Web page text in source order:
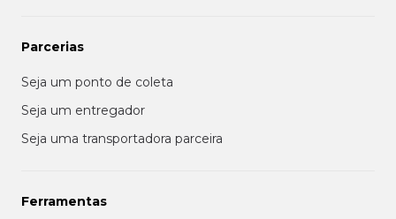
Parcerias
Seja um ponto de coleta
Seja um entregador
Seja uma transportadora parceira
Ferramentas